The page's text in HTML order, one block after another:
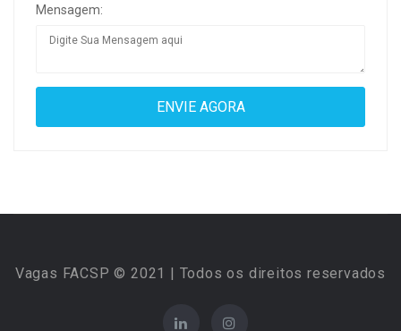
Mensagem:
Vagas FACSP © 2021 | Todos os direitos reservados